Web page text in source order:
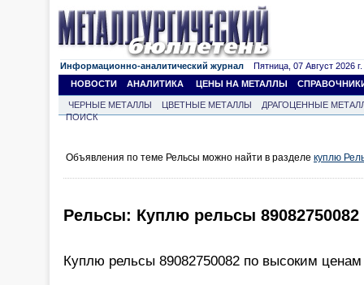
Информационно-аналитический журнал Пятница, 07 Август 2026 г.
НОВОСТИ
АНАЛИТИКА ЦЕНЫ НА МЕТАЛЛЫ
ЧЕРНЫЕ МЕТАЛЛЫ ЦВЕТНЫЕ МЕТАЛЛЫ
ДРАГОЦЕННЫЕ
ПОИСК
Объявления по теме Рельсы можно найти в разделе куплю
Рельсы: Куплю рельсы
Куплю рельсы 89082750082 по высоким